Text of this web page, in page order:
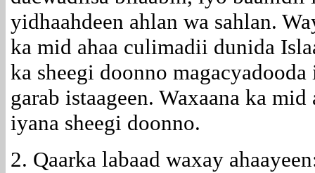
yidhaahdeen ahlan wa sahlan.
ka mid ahaa culimadii dunida
ka sheegi doonno
garab istaageen. Waxaana ka
iyana sheegi doonno.
2. Qaarka labaad waxay